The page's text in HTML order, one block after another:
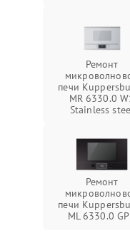
Ремонт
печи
MR 6330.0
Stainless
Ремонт
печи
ML 6330.0